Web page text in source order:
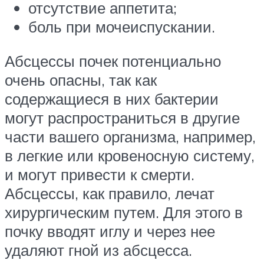
отсутствие аппетита;
боль при мочеиспускании.
Абсцессы почек потенциально
очень опасны, так как
содержащиеся в них бактерии
могут распространиться в другие
части вашего организма, например,
в легкие или кровеносную систему,
и могут привести к смерти.
Абсцессы, как правило, лечат
хирургическим путем. Для этого в
почку вводят иглу и через нее
удаляют гной из абсцесса.